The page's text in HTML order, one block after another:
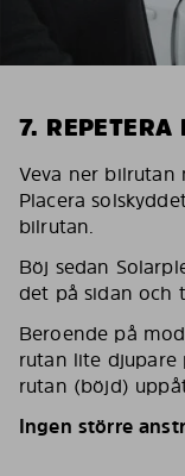
7. REPETERA
Veva ner bilrutan
Placera
bilrutan.
Böj sedan
det på sidan och
Beroende på
rutan lite djupare
rutan (böjd)
Ingen större